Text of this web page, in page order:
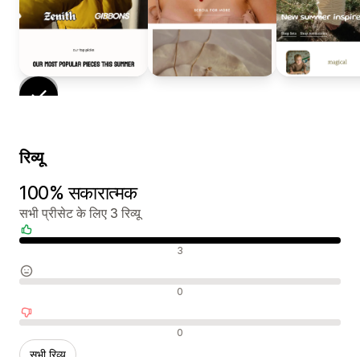
रिव्यू
100% सकारात्मक
सभी प्रीसेट के लिए 3 रिव्यू
3
0
0